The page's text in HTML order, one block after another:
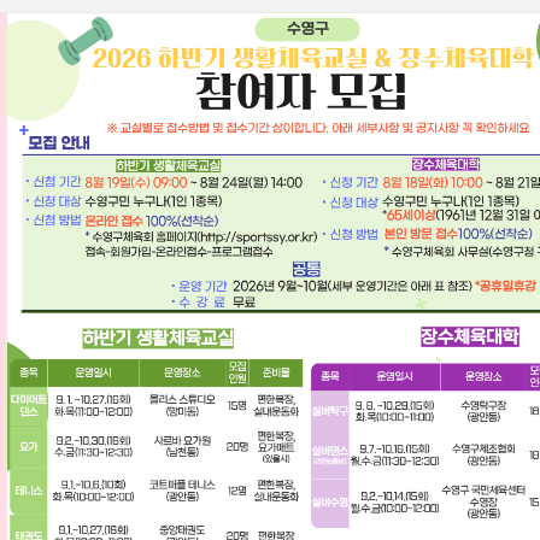
홈 회원가입
열기
열기
열기
열기
열기
열기